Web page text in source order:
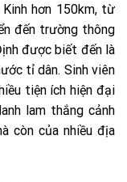
Kinh hơn 150km, từ
đến trường thông
được biết đến là
tỉ dân. Sinh viên
tiện ích hiện đại
lam thắng cảnh
còn của nhiều địa